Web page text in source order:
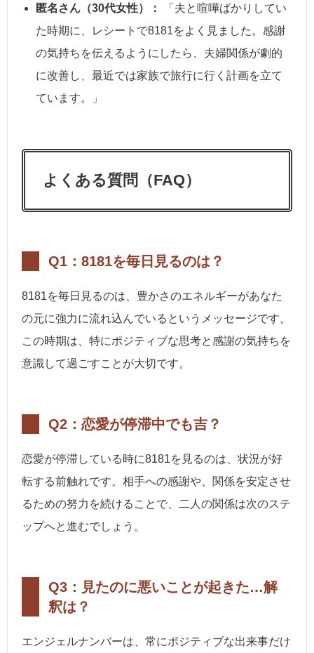
匿名さん（30代女性）：
「夫と喧嘩ばかりしてい
た時期に、レシートで8181をよく見ました。感謝
の気持ちを伝えるようにしたら、夫婦関係が劇的
に改善し、最近では家族で旅行に行く計画を立て
ています。」
よくある質問（FAQ）
Q1：8181を毎日見るのは？
8181を毎日見るのは、豊かさのエネルギーがあなた
の元に強力に流れ込んでいるというメッセージです。
この時期は、特にポジティブな思考と感謝の気持ちを
意識して過ごすことが大切です。
Q2：恋愛が停滞中でも吉？
恋愛が停滞している時に8181を見るのは、状況が好
転する前触れです。相手への感謝や、関係を安定させ
るための努力を続けることで、二人の関係は次のステ
ップへと進むでしょう。
Q3：見たのに悪いことが起きた…解
釈は？
エンジェルナンバーは、常にポジティブな出来事だけ